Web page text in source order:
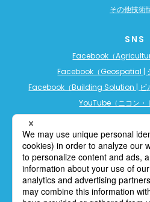
その他技術
SNS
Facebook（
Facebook（Geospatial |
Facebook（Building Solution | ビ
YouTube（ニコン・
YouTube（ビルディング
LINE公式アカウント